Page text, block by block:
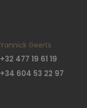
Yannick Geerts
+32 477 19 61 19
+34 604 53 22 97